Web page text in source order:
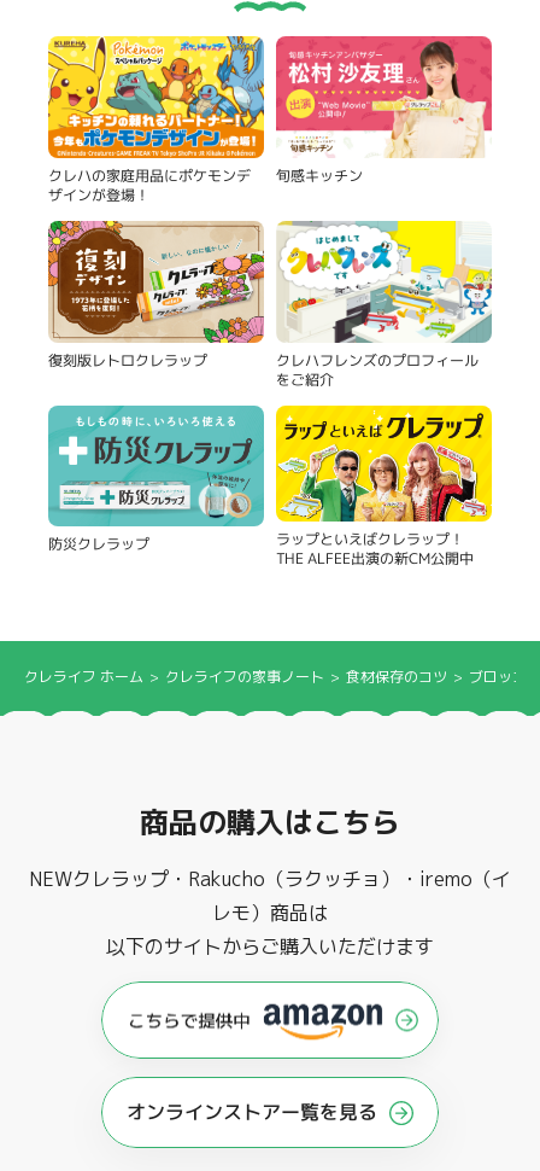
クレハの家庭用品にポケモンデ
ザインが登場！
旬感キッチン
復刻版レトロクレラップ クレハフレンズのプロフィール
をご紹介
防災クレラップ ラップといえばクレラップ！
THE ALFEE出演の新CM公開中
クレライフ ホーム クレライフの家事ノート 食材保存のコツ ブロッコ
商品の購入はこちら
NEWクレラップ・Rakucho（ラクッチョ）・iremo（イ
レモ）商品は
以下のサイトからご購入いただけます
オンラインストアー覧を見る